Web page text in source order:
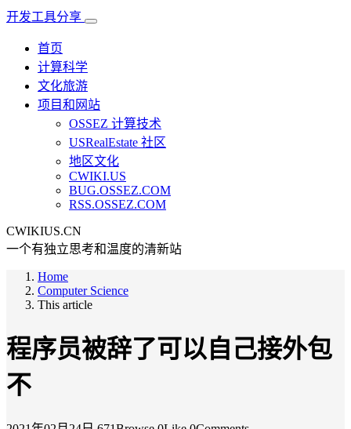
开发工具分享
首页
计算科学
文化旅游
项目和网站
OSSEZ 计算技术
USRealEstate 社区
地区文化
CWIKI.US
BUG.OSSEZ.COM
RSS.OSSEZ.COM
CWIKIUS.CN
一个有独立思考和温度的清新站
Home
Computer Science
This article
程序员被辞了可以自己接外包
不